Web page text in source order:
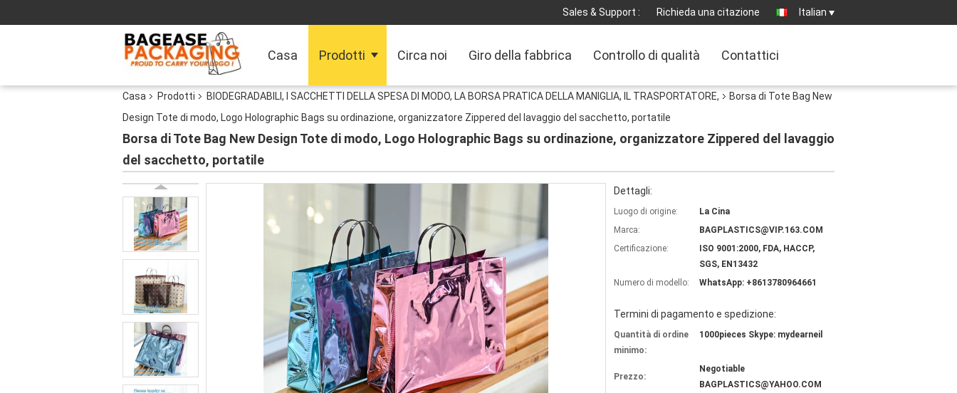
Sales & Support : Richieda una citazione Italian
Casa Prodotti Circa noi Giro della fabbrica Controllo di qualità Contattici
Casa Prodotti BIODEGRADABILI, I SACCHETTI DELLA SPESA DI MODO, LA BORSA PRATICA DELLA MANIGLIA, IL TRASPORTATORE,
Borsa di Tote Bag New
Design Tote di modo, Logo Holographic Bags su ordinazione, organizzatore Zippered del lavaggio del sacchetto, portatile
Borsa di Tote Bag New Design Tote di modo, Logo Holographic Bags su ordinazione, organizzatore Zippered del lavaggio
del sacchetto, portatile
Dettagli:
Luogo di origine:
La Cina
Marca:
BAGPLASTICS@VIP.163.COM
Certificazione:
ISO 9001:2000, FDA, HACCP,
SGS, EN13432
Numero di modello:
WhatsApp: +8613780964661
Termini di pagamento e spedizione:
Quantità di ordine
minimo:
1000pieces Skype: mydearneil
Prezzo:
Negotiable
BAGPLASTICS@YAHOO.COM